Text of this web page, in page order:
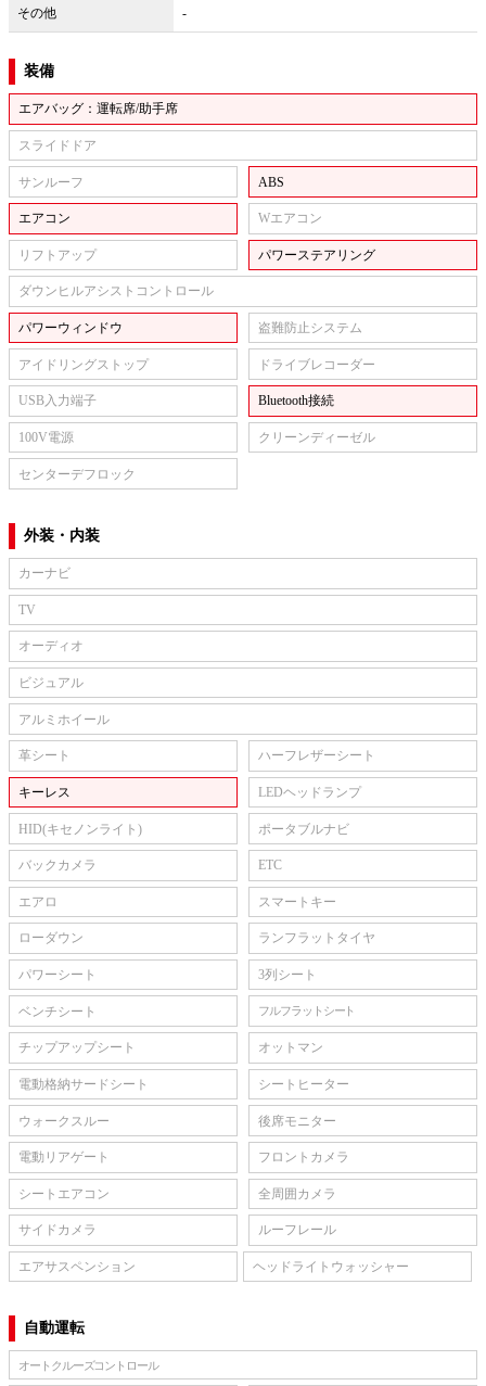
その他 -
装備
エアバッグ：運転席/助手席
スライドドア
サンルーフ ABS
エアコン Wエアコン
リフトアップ パワーステアリング
ダウンヒルアシストコントロール
パワーウィンドウ 盗難防止システム
アイドリングストップ ドライブレコーダー
USB入力端子 Bluetooth接続
100V電源 クリーンディーゼル
センターデフロック
外装・内装
カーナビ
TV
オーディオ
ビジュアル
アルミホイール
革シート ハーフレザーシート
キーレス LEDヘッドランプ
HID(キセノンライト) ポータブルナビ
バックカメラ ETC
エアロ スマートキー
ローダウン ランフラットタイヤ
パワーシート 3列シート
ベンチシート フルフラットシート
チップアップシート オットマン
電動格納サードシート シートヒーター
ウォークスルー 後席モニター
電動リアゲート フロントカメラ
シートエアコン 全周囲カメラ
サイドカメラ ルーフレール
エアサスペンション ヘッドライトウォッシャー
自動運転
オートクルーズコントロール